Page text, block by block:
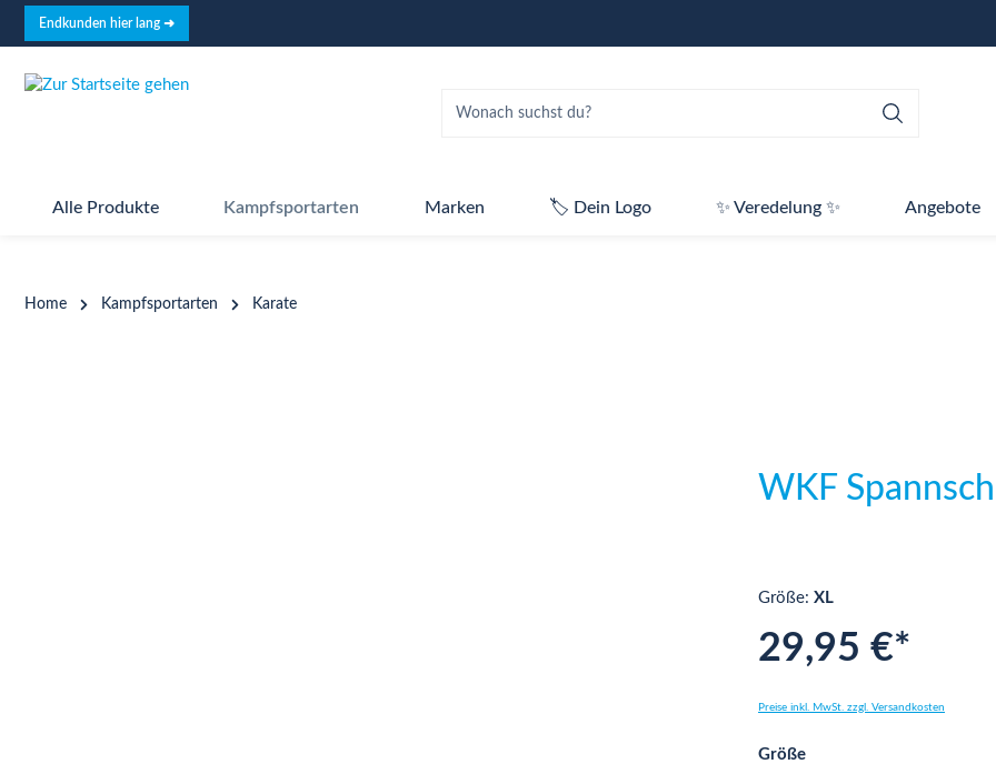
Zur Hauptnavigation springen
Endkunden hier lang ➜
Alle Produkte Kampfsportarten Marken 🏷️ Dein Logo ✨ Veredelung ✨ Angebote
Home Kampfsportarten Karate
WKF
Größe: XL
29,95 €*
Preise inkl. MwSt. zzgl. Versandkosten
Größeauswählen